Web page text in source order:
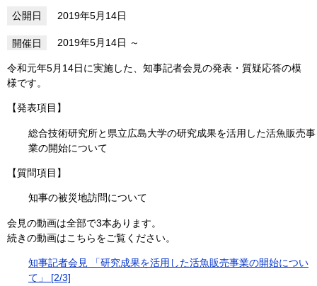
2019年5月14日
2019年5月14日
令和元年5月14日に実施した、知事記者会見の発表・質疑応答の模
様です。
【発表項目】
総合技術研究所と県立広島大学の研究成果を活用した活魚販売事
業の開始について
【質問項目】
知事の被災地訪問について
会見の動画は全部で3本あります。
続きの動画はこちらをご覧ください。
知事記者会見 「研究成果を活用した活魚販売事業の開始につい
て」 [2/3]